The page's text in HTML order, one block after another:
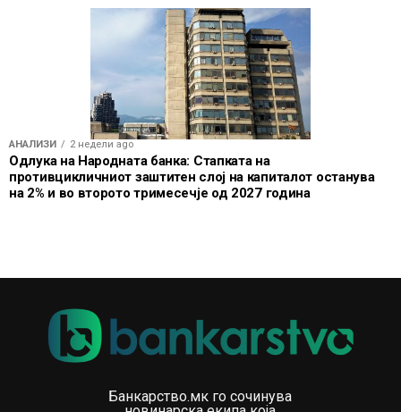
АНАЛИЗИ 2 недели ago
Одлука на Народната банка: Стапката на
противцикличниот заштитен слој на капиталот останува
на 2% и во второто тримесечје од 2027 година
Банкарство.мк го сочинува